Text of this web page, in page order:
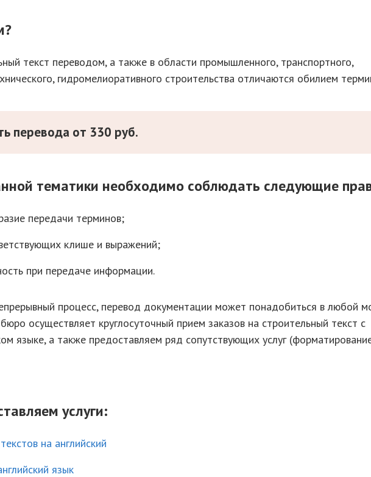
текст переводом, а также в области промышленного, транспортного,
гидромелиоративного строительства отличаются обилием
перевода от 330 руб.
тематики необходимо соблюдать следующие
передачи терминов;
клише и выражений;
при передаче информации.
процесс, перевод документации может понадобиться в любой
осуществляет круглосуточный прием заказов на строительный текст с
языке, а также предоставляем ряд сопутствующих услуг
услуги:
на английский
язык